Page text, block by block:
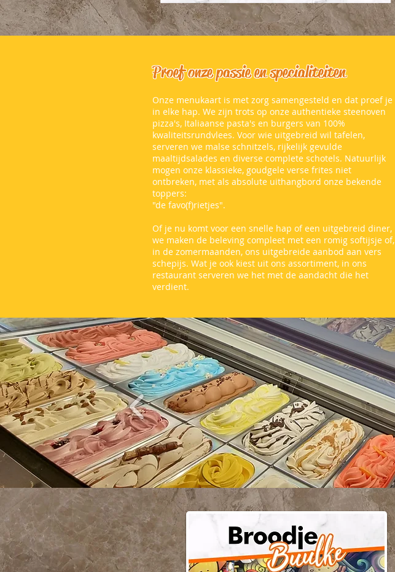
Proef onze passie en specialiteiten
Onze menukaart is met zorg samengesteld en dat proef je
in elke hap. We zijn trots op onze authentieke steenoven
pizza's, Italiaanse pasta's en burgers van 100%
kwaliteitsrundvlees. Voor wie uitgebreid wil tafelen,
serveren we malse schnitzels, rijkelijk gevulde
maaltijdsalades en diverse complete schotels. Natuurlijk
mogen onze klassieke, goudgele verse frites niet
ontbreken, met als absolute uithangbord onze bekende
toppers:
"de favo(f)rietjes".
Of je nu komt voor een snelle hap of een uitgebreid diner,
we maken de beleving compleet met een romig softijsje of,
in de zomermaanden, ons uitgebreide aanbod aan vers
schepijs. Wat je ook kiest uit ons assortiment, in ons
restaurant serveren we het met de aandacht die het
verdient.